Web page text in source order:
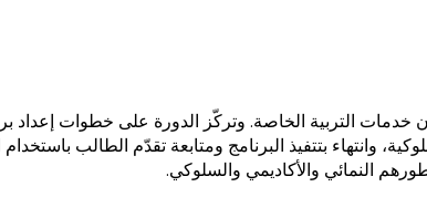
خدمات التربية الخاصة. وتركّز الدورة على خطوات إعداد
وانتهاء بتتفيذ البرنامج ومتابعة تقدّم الطالب
النمائي والأكاديمي والسلوكي.